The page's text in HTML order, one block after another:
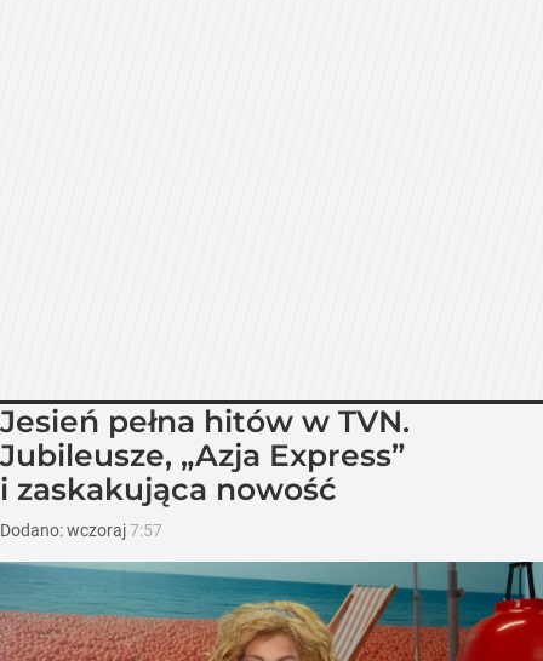
Jesień pełna hitów w TVN.
Jubileusze, „Azja Express”
i zaskakująca nowość
Dodano:wczoraj7:57